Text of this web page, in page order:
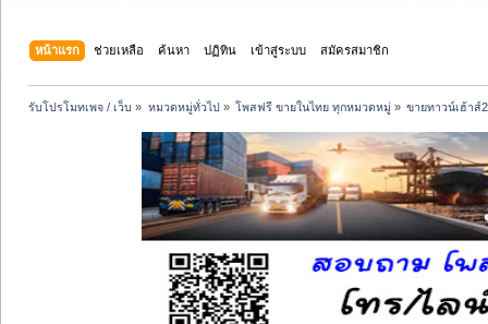
หน้าแรก ช่วยเหลือ ค้นหา ปฏิทิน เข้าสู่ระบบ สมัครสมาชิก
รับโปรโมทเพจ / เว็บ » หมวดหมู่ทั่วไป» โพสฟรี ขายในไทย ทุกหมวดหมู่» ขายทาวน์เฮ้าส์